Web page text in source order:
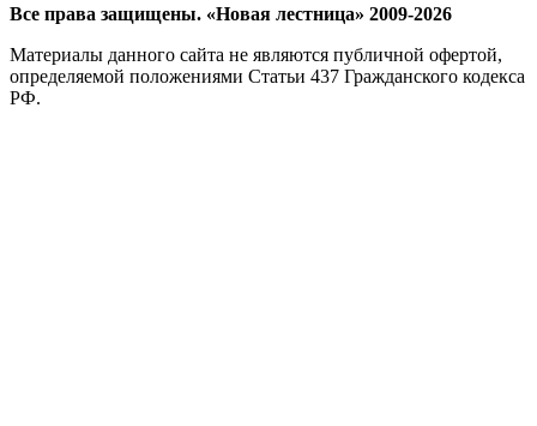
Все права защищены. «Новая лестница» 2009-2026
Материалы данного сайта не являются публичной офертой,
определяемой положениями Статьи 437 Гражданского кодекса
РФ.